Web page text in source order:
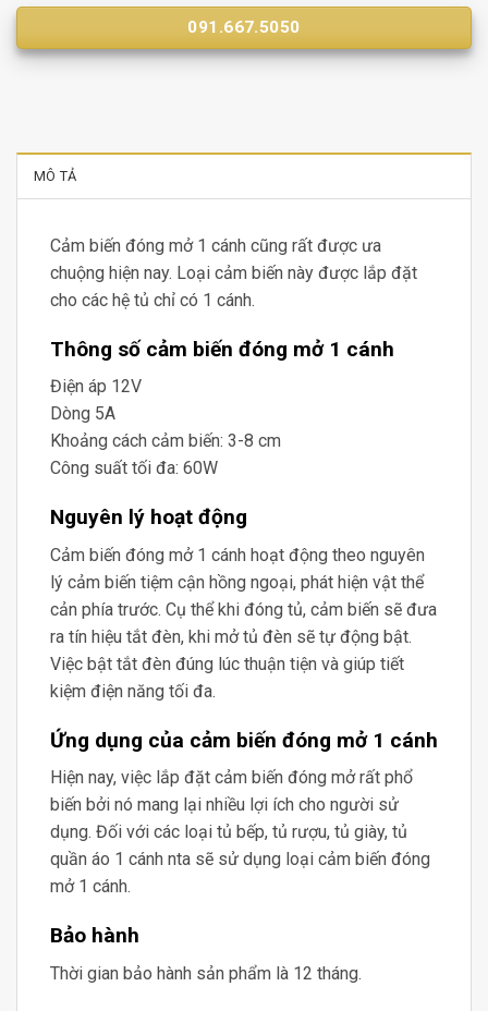
091.667.5050
MÔ TẢ
Cảm biến đóng mở 1 cánh cũng rất được ưa
chuộng hiện nay. Loại cảm biến này được lắp đặt
cho các hệ tủ chỉ có 1 cánh.
Thông số cảm biến đóng mở 1 cánh
Điện áp 12V
Dòng 5A
Khoảng cách cảm biến: 3-8 cm
Công suất tối đa: 60W
Nguyên lý hoạt động
Cảm biến đóng mở 1 cánh hoạt động theo nguyên
lý cảm biến tiệm cận hồng ngoại, phát hiện vật thể
cản phía trước. Cụ thể khi đóng tủ, cảm biến sẽ đưa
ra tín hiệu tắt đèn, khi mở tủ đèn sẽ tự động bật.
Việc bật tắt đèn đúng lúc thuận tiện và giúp tiết
kiệm điện năng tối đa.
Ứng dụng của cảm biến đóng mở 1 cánh
Hiện nay, việc lắp đặt cảm biến đóng mở rất phổ
biến bởi nó mang lại nhiều lợi ích cho người sử
dụng. Đối với các loại tủ bếp, tủ rượu, tủ giày, tủ
quần áo 1 cánh nta sẽ sử dụng loại cảm biến đóng
mở 1 cánh.
Bảo hành
Thời gian bảo hành sản phẩm là 12 tháng.